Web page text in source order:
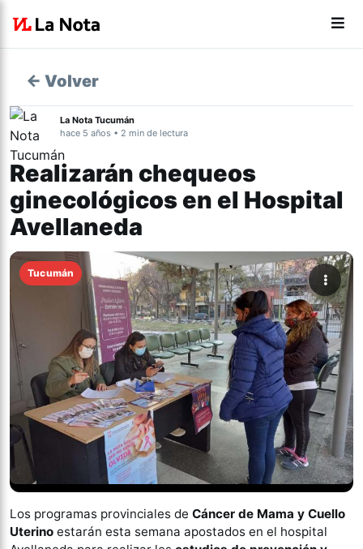
← Volver
La Nota Tucumán
hace 5 años • 2 min de lectura
Realizarán chequeos
ginecológicos en el Hospital
Avellaneda
Tucumán
Los programas provinciales de Cáncer de Mama y Cuello
Uterino estarán esta semana apostados en el hospital